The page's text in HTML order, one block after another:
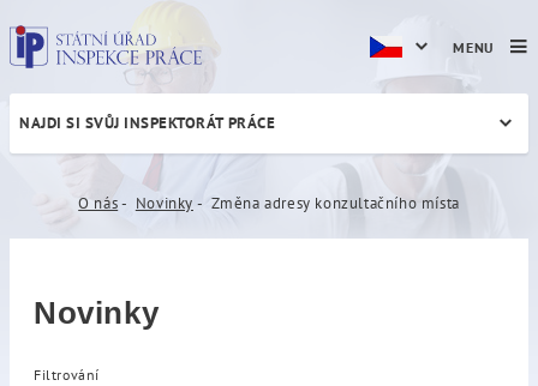
Změna adresy
NAJDI SI SVŮJ INSPEKTORÁT PRÁCE
O nás Novinky Změna adresy konzultačního místa
Novinky
Filtrování
MENU